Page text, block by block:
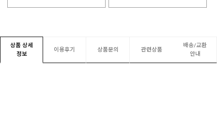
상품 상세
정보
이용후기 상품문의 관련상품
배송/교환
안내